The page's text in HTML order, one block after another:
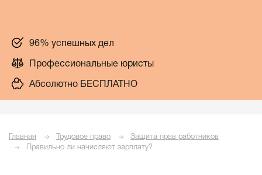
96% успешных дел
Профессиональные юристы
Абсолютно БЕСПЛАТНО
Главная Трудовое право
Защита прав работников
Правильно ли начисляют зарплату?